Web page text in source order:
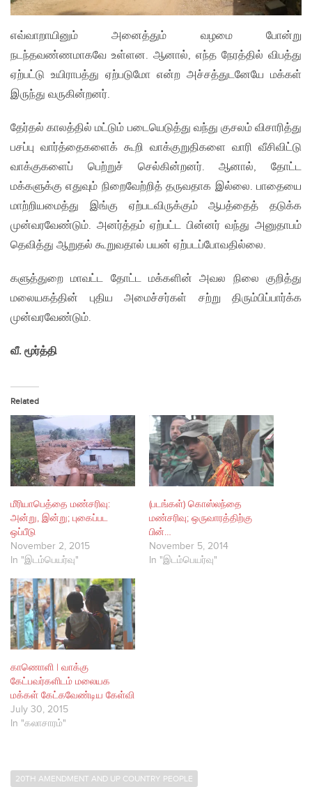
எவ்வாறாயினும் அனைத்தும் வழமை போன்று
நடந்தவண்ணமாகவே உள்ளன. ஆனால், எந்த நேரத்தில் விபத்து
ஏற்பட்டு உயிராபத்து ஏற்படுமோ என்ற அச்சத்துடனேயே மக்கள்
இருந்து வருகின்றனர்.
தேர்தல் காலத்தில் மட்டும் படையெடுத்து வந்து குசலம் விசாரித்து
பசப்பு வார்த்தைகளைக் கூறி வாக்குறுதிகளை வாரி வீசிவிட்டு
வாக்குகளைப் பெற்றுச் செல்கின்றனர். ஆனால், தோட்ட
மக்களுக்கு எதுவும் நிறைவேற்றித் தருவதாக இல்லை. பாதையை
மாற்றியமைத்து இங்கு ஏற்படவிருக்கும் ஆபத்தைத் தடுக்க
முன்வரவேண்டும். அனர்த்தம் ஏற்பட்ட பின்னர் வந்து அனுதாபம்
தெவித்து ஆறுதல் கூறுவதால் பயன் ஏற்படப்போவதில்லை.
களுத்துறை மாவட்ட தோட்ட மக்களின் அவல நிலை குறித்து
மலையகத்தின் புதிய அமைச்சர்கள் சற்று திரும்பிப்பார்க்க
முன்வரவேண்டும்.
வீ. மூர்த்தி
Related
மீரியாபெத்தை மண்சரிவு:
அன்று, இன்று; புகைப்பட
ஒப்பீடு
November 2, 2015
In "இடம்பெயர்வு"
(படங்கள்) கொஸ்லந்தை
மண்சரிவு; ஒருவாரத்திற்கு
பின்…
November 5, 2014
In "இடம்பெயர்வு"
காணொளி | வாக்கு
கேட்பவர்களிடம் மலையக
மக்கள் கேட்கவேண்டிய கேள்வி
July 30, 2015
In "கலாசாரம்"
20TH AMENDMENT AND UP COUNTRY PEOPLE